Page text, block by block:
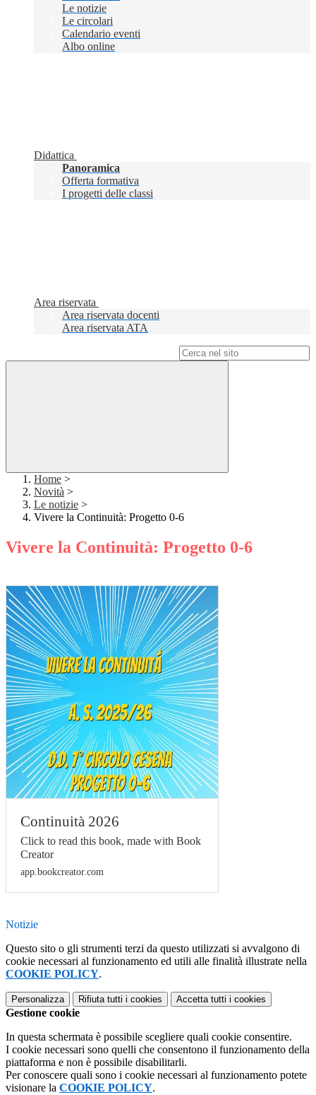
Le notizie
Le circolari
Calendario eventi
Albo online
Didattica
Panoramica
Offerta formativa
I progetti delle classi
Area riservata
Area riservata docenti
Area riservata ATA
Home >
Novità >
Le notizie >
Vivere la Continuità: Progetto 0-6
Vivere la Continuità: Progetto 0-6
Continuità 2026
Click to read this book, made with Book
Creator
app.bookcreator.com
Notizie
Questo sito o gli strumenti terzi da questo utilizzati si avvalgono di
cookie necessari al funzionamento ed utili alle finalità illustrate nella
COOKIE POLICY.
Personalizza Rifiuta tutti i cookies Accetta tutti i cookies
Gestione cookie
In questa schermata è possibile scegliere quali cookie consentire.
I cookie necessari sono quelli che consentono il funzionamento della
piattaforma e non è possibile disabilitarli.
Per conoscere quali sono i cookie necessari al funzionamento potete
visionare la COOKIE POLICY.